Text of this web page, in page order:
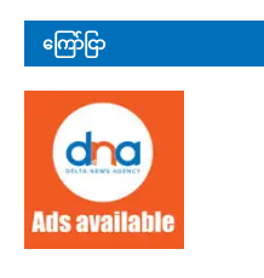
ကြော်ငြာ